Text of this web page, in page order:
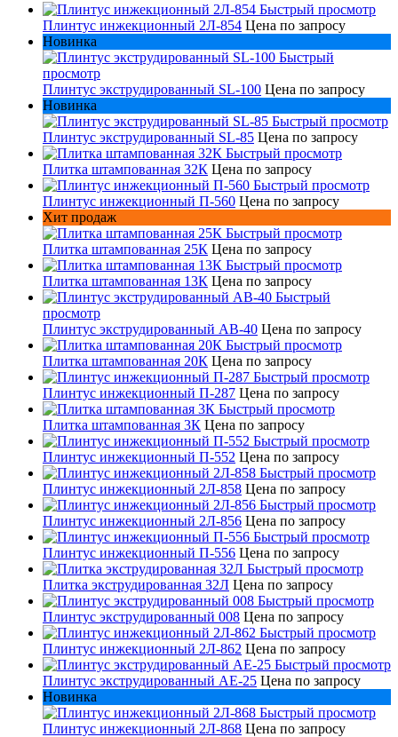
Быстрый просмотр
Плинтус инжекционный 2Л-854 Цена по запросу
Новинка
Быстрый
просмотр
Плинтус экструдированный SL-100 Цена по запросу
Новинка
Быстрый просмотр
Плинтус экструдированный SL-85 Цена по запросу
Быстрый просмотр
Плитка штампованная 32К Цена по запросу
Быстрый просмотр
Плинтус инжекционный П-560 Цена по запросу
Хит продаж
Быстрый просмотр
Плитка штампованная 25К Цена по запросу
Быстрый просмотр
Плитка штампованная 13К Цена по запросу
Быстрый
просмотр
Плинтус экструдированный AB-40 Цена по запросу
Быстрый просмотр
Плитка штампованная 20К Цена по запросу
Быстрый просмотр
Плинтус инжекционный П-287 Цена по запросу
Быстрый просмотр
Плитка штампованная 3К Цена по запросу
Быстрый просмотр
Плинтус инжекционный П-552 Цена по запросу
Быстрый просмотр
Плинтус инжекционный 2Л-858 Цена по запросу
Быстрый просмотр
Плинтус инжекционный 2Л-856 Цена по запросу
Быстрый просмотр
Плинтус инжекционный П-556 Цена по запросу
Быстрый просмотр
Плитка экструдированная 32Л Цена по запросу
Быстрый просмотр
Плинтус экструдированный 008 Цена по запросу
Быстрый просмотр
Плинтус инжекционный 2Л-862 Цена по запросу
Быстрый просмотр
Плинтус экструдированный AE-25 Цена по запросу
Новинка
Быстрый просмотр
Плинтус инжекционный 2Л-868 Цена по запросу